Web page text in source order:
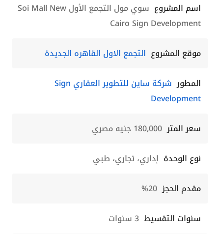
اسم المشروع
سوي مول التجمع الأول Soi Mall New
Cairo Sign Development
موقع المشروع التجمع الاول القاهره الجديدة
المطور
شركة ساين للتطوير العقاري Sign
Development
سعر المتر 180,000 جنيه مصري
نوع الوحدة إداري، تجاري، طبي
مقدم الحجز 20%
سنوات التقسيط 3 سنوات